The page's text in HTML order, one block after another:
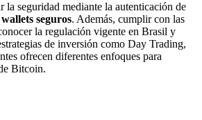
la seguridad mediante la autenticación de
wallets seguros. Además, cumplir con las
la regulación vigente en Brasil y
de inversión como Day Trading,
ofrecen diferentes enfoques para
Bitcoin.